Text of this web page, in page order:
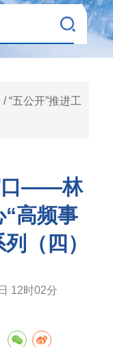
/“五公开”推进工
口——林
高频事
（四）
12时02分